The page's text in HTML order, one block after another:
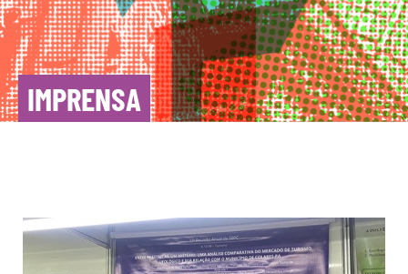
IMPRENSA